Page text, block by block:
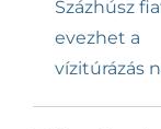
navigáció
Previous
post:
Százhúsz
evezhet a
vízitúrázás